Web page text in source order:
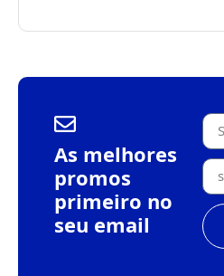
As melhores
promos
primeiro no
seu email